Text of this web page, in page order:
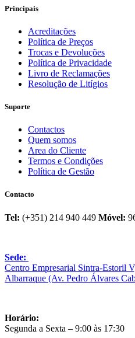
Principais
Acreditações
Política de Preços
Trocas e Devoluções
Política de Privacidade
Livro de Reclamações
Resolução de Litígios
Suporte
Contactos
Quem somos
Area do Cliente
Termos e Condições
Política de Gestão
Contacto
Tel: (+351) 214 940 449 Móvel:
Sede:
Centro Empresarial Sintra-Estoril
Albarraque (Av. Pedro Álvares
Horário:
Segunda a Sexta – 9:00 às 17:30